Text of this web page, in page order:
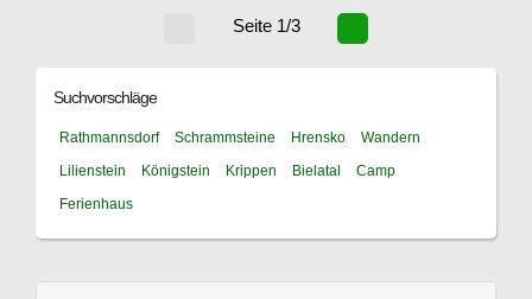
Seite 1/3
Suchvorschläge
Rathmannsdorf Schrammsteine Hrensko
Wandern
Lilienstein
Königstein Krippen Bielatal
Camp
Ferienhaus